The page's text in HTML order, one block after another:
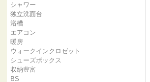
シャワー
独立洗面台
浴槽
エアコン
暖房
ウォークインクロゼット
シューズボックス
収納豊富
BS